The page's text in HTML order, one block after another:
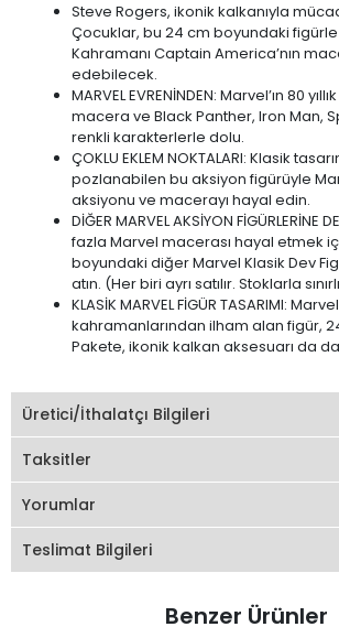
Steve Rogers, ikonik kalkanıyla
Çocuklar, bu 24 cm boyundaki
Kahramanı Captain America’nın
edebilecek.
MARVEL EVRENİNDEN: Marvel’ın 80
macera ve Black Panther, Iron Man,
renkli karakterlerle dolu.
ÇOKLU EKLEM NOKTALARI: Klasik
pozlanabilen bu aksiyon figürüyle
aksiyonu ve macerayı hayal edin.
DİĞER MARVEL AKSİYON FİGÜRLERİNE
fazla Marvel macerası hayal etmek
boyundaki diğer Marvel Klasik Dev
atın. (Her biri ayrı satılır. Stoklarla
KLASİK MARVEL FİGÜR TASARIMI:
kahramanlarından ilham alan figür,
Pakete, ikonik kalkan aksesuarı da
Üretici/İthalatçı Bilgileri
Taksitler
Yorumlar
Teslimat Bilgileri
Benzer Ürünler